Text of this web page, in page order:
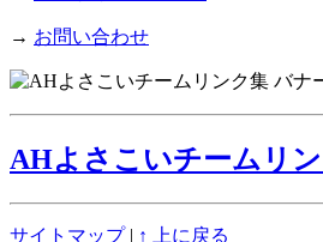
→ お問い合わせ
AHよさこいチームリ
サイトマップ| ↑ 上に戻る